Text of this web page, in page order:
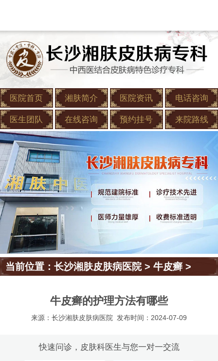
医院首页 湘肤简介 医院资讯 电话咨询
医生团队 在线咨询 预约挂号 来院路线
当前位置：长沙湘肤皮肤病医院>牛皮癣 >
牛皮癣的护理方法有哪些
来源：长沙湘肤皮肤病医院 发布时间：2024-07-09
快速问诊，皮肤科医生与您一对一交流